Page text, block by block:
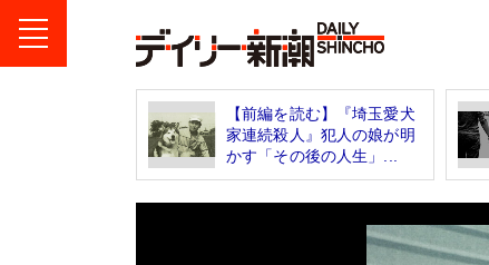
【前編を読む】『埼玉愛犬
家連続殺人』犯人の娘が明
かす「その後の人生」...